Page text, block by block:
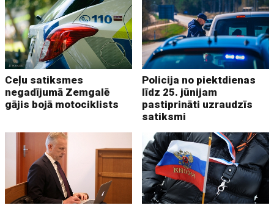
Ceļu satiksmes
negadījumā Zemgalē
gājis bojā motociklists
Policija no piektdienas
līdz 25. jūnijam
pastiprināti uzraudzīs
satiksmi